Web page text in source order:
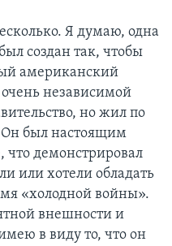
Я думаю, одна
создан так, чтобы
американский
независимой
но жил по
был настоящим
демонстрировал
или хотели обладать
«холодной войны».
внешности и
в виду то, что он